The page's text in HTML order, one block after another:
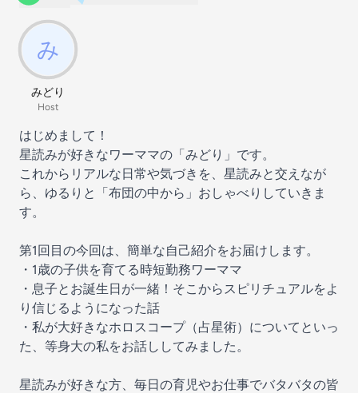
みどり
Host
はじめまして！
星読みが好きなワーママの「みどり」です。
これからリアルな日常や気づきを、星読みと交えなが
ら、ゆるりと「布団の中から」おしゃべりしていきま
す。
第1回目の今回は、簡単な自己紹介をお届けします。
・1歳の子供を育てる時短勤務ワーママ
・息子とお誕生日が一緒！そこからスピリチュアルをよ
り信じるようになった話
・私が大好きなホロスコープ（占星術）についてといっ
た、等身大の私をお話ししてみました。
星読みが好きな方、毎日の育児やお仕事でバタバタの皆